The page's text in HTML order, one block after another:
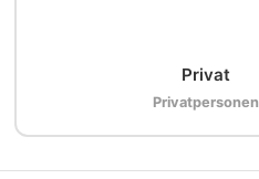
Privat
Privatpersonen